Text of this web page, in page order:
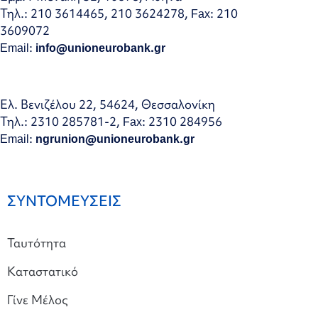
Τηλ.: 210 3614465, 210 3624278, Fax: 210
3609072
Email: info@unioneurobank.gr
Ελ. Βενιζέλου 22, 54624, Θεσσαλονίκη
Τηλ.: 2310 285781-2, Fax: 2310 284956
Email: ngrunion@unioneurobank.gr
ΣΥΝΤΟΜΕΥΣΕΙΣ
Ταυτότητα
Καταστατικό
Γίνε Μέλος